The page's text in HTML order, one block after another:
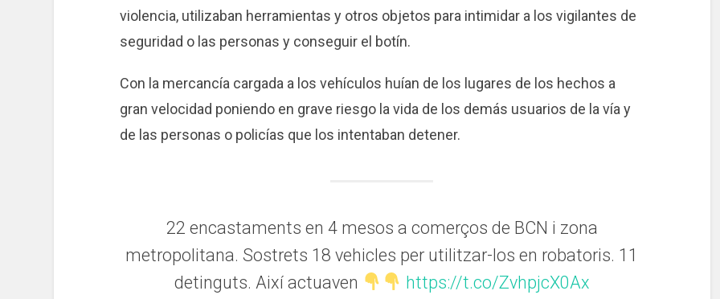
violencia, utilizaban herramientas y otros objetos para intimidar a los vigilantes de
seguridad o las personas y conseguir el botín.
Con la mercancía cargada a los vehículos huían de los lugares de los hechos a
gran velocidad poniendo en grave riesgo la vida de los demás usuarios de la vía y
de las personas o policías que los intentaban detener.
22 encastaments en 4 mesos a comerços de BCN i zona
metropolitana. Sostrets 18 vehicles per utilitzar-los en robatoris. 11
detinguts. Així actuaven
https://t.co/ZvhpjcX0Ax